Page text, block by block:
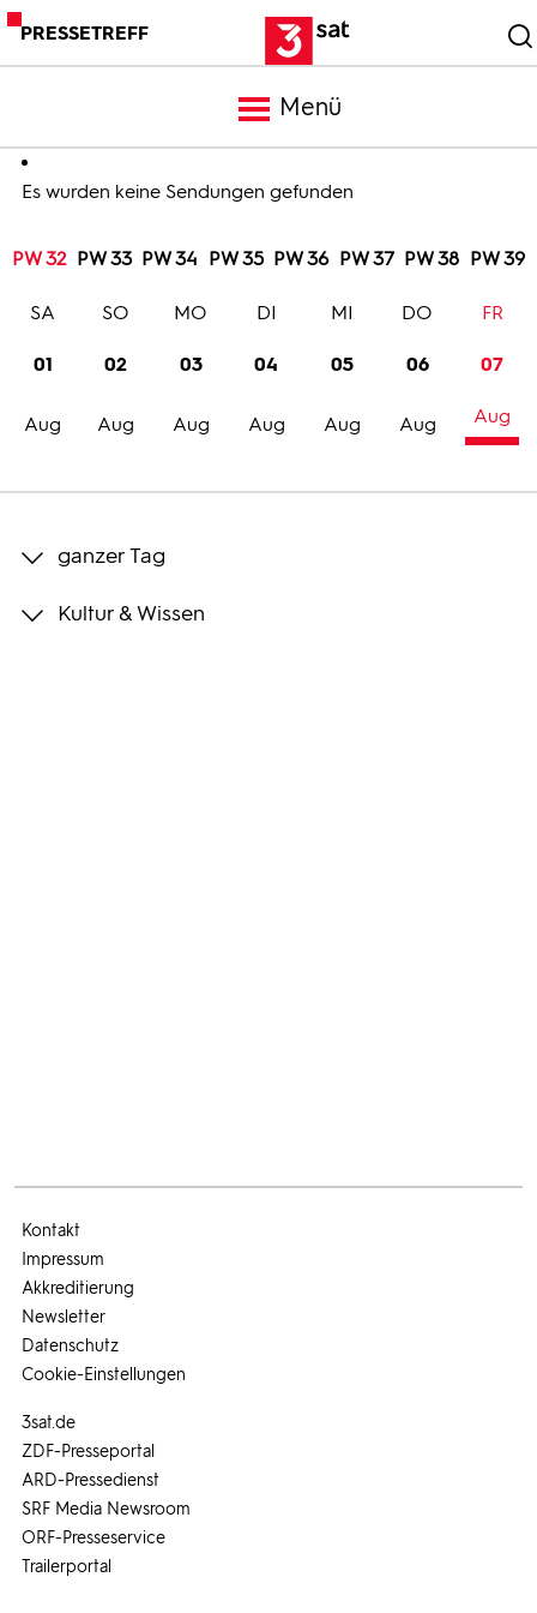
PRESSETREFF
Menü
Meldungen
Programm
Trailer
Bilder
Es wurden keine Sendungen gefunden
PW 32 PW 33 PW 34 PW 35 PW 36 PW 37 PW 38 PW 39
01
Aug
SA
02
Aug
SO
03
Aug
MO
04
Aug
DI
05
Aug
MI
06
Aug
DO
07
Aug
FR
ganzer Tag
Kultur & Wissen
3sat.de
ZDF-Presseportal
ARD-Pressedienst
SRF Media Newsroom
ORF-Presseservice
Trailerportal
Kontakt
Impressum
Akkreditierung
Newsletter
Datenschutz
Cookie-Einstellungen